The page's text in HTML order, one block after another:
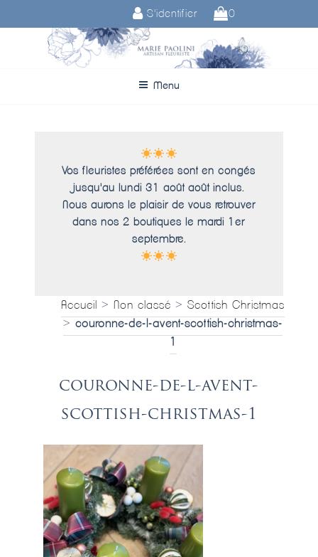
S'identifier 0
Menu
Vos fleuristes préférées sont en congés
jusqu'au lundi 31 août août inclus.
Nous aurons le plaisir de vous retrouver
dans nos 2 boutiques le mardi 1er
septembre.
Accueil >Non classé >Scottish Christmas
>couronne-de-l-avent-scottish-christmas-
1
couronne-de-l-avent-
scottish-christmas-1